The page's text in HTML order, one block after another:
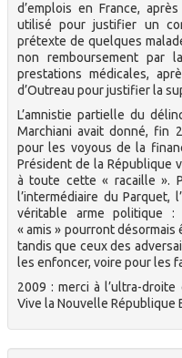
Brèves
d’emplois en France,
utilisé pour justifier un
prétexte de quelques
non remboursement par
prestations médicales,
d’Outreau pour justifier la
L’amnistie partielle du
Marchiani avait donné, fin
pour les voyous de la
Président de la République
à toute cette « racaille ».
l’intermédiaire du Parquet,
véritable arme politique :
« amis » pourront
tandis que ceux des
les enfoncer, voire pour les
2009 : merci à l’ultra-
Vive la Nouvelle République